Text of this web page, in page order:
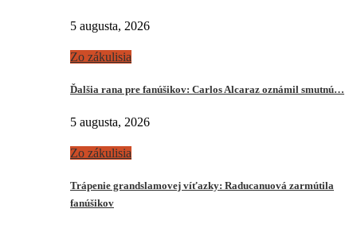
5 augusta, 2026
Zo zákulisia
Ďalšia rana pre fanúšikov: Carlos Alcaraz oznámil smutnú…
5 augusta, 2026
Zo zákulisia
Trápenie grandslamovej víťazky: Raducanuová zarmútila
fanúšikov